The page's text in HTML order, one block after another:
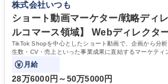
築への関与 募集職種 事業開発企画責任者/BizDev【ライブコマース×新規
事業/戦略推進】
ベルでのリーダー経験 ■グローバル環境での事業推進ス
学歴：大学院 大学 高専 短大 専修学校 高校 語
株式会社いつも
ショート動画マーケター/戦略ディ
ルコマース領域】 Webディレクタ
TikTok Shopを中心としたショート動画で、企画から分
生数・CV・売上といった事業成果に直結するマーケティ
ー業務です。
月給
28万6000円～50万5000円